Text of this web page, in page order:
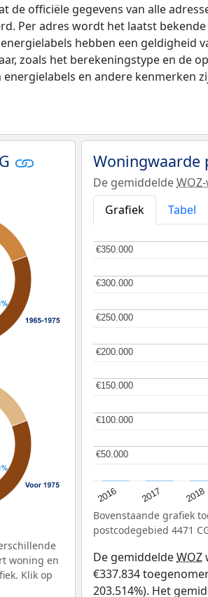
de officiële gegevens van alle
Per adres wordt het laatst
hebben een geldigheid
zoals het berekeningstype en de
en andere kenmerken
woning en
Klik op
Woningwaarde
De gemiddelde
Grafiek
Tabel
2016 2017 2018
€50.000
€50.000
€100.000
€100.000
€150.000
€150.000
€200.000
€200.000
€250.000
€250.000
€300.000
€300.000
€350.000
€350.000
Bovenstaande grafiek
postcodegebied 4471
De gemiddeldeWOZ
€337.834
203.514%). Het